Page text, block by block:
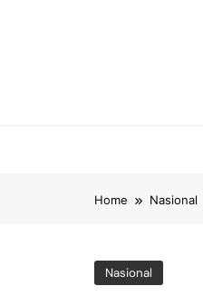
Home Nasional
Nasional